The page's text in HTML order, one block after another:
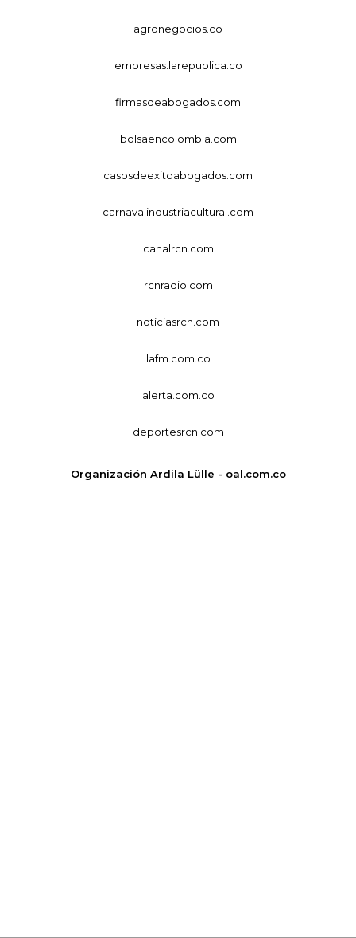
agronegocios.co
empresas.larepublica.co
firmasdeabogados.com
bolsaencolombia.com
casosdeexitoabogados.com
carnavalindustriacultural.com
canalrcn.com
rcnradio.com
noticiasrcn.com
lafm.com.co
alerta.com.co
deportesrcn.com
Organización Ardila Lülle - oal.com.co